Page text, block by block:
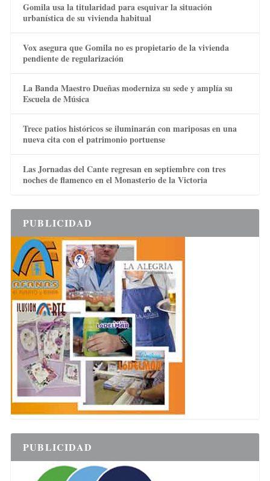
Gomila usa la titularidad para esquivar la situación
urbanística de su vivienda habitual
Vox asegura que Gomila no es propietario de la vivienda
pendiente de regularización
La Banda Maestro Dueñas moderniza su sede y amplía su
Escuela de Música
Trece patios históricos se iluminarán con mariposas en una
nueva cita con el patrimonio portuense
Las Jornadas del Cante regresan en septiembre con tres
noches de flamenco en el Monasterio de la Victoria
PUBLICIDAD
PUBLICIDAD